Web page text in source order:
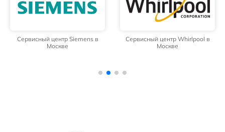
Сервисный центр Siemens в
Москве
Сервисный центр Whirlpool в
Москве